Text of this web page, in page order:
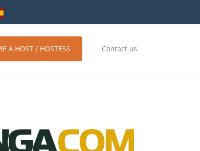
A HOST / HOSTESS Contact us